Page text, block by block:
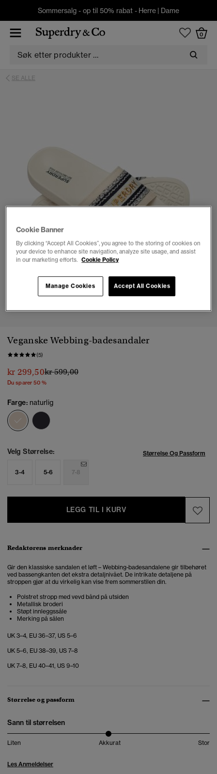
Sommersalg - op til 50% rabat - Herre | Dame
0
SE ALLE
1 2 3 4 5
Veganske Webbing-badesandaler
(5)
kr 299,50Pris nedsatt fra
kr 599,00til
Du sparer 50 %
Farge: naturlig
valgt
Velg Størrelse: Størrelse Og Passform
3-4 5-6 7-8
LEGG TIL I KURV
Redaktørens merknader
Gir den klassiske sandalen et løft – Webbing-badesandalene gir tilbehøret
ved bassengkanten det ekstra detaljnivået. De intrikate detaljene på
stroppen gjør at du virkelig kan vise frem sommerstilen din.
Polstret stropp med vevd bånd på utsiden
Metallisk broderi
Støpt innleggssåle
Merking på sålen
UK 3–4, EU 36–37, US 5–6
UK 5–6, EU 38–39, US 7–8
UK 7–8, EU 40–41, US 9–10
Størrelse og passform
Sann til størrelsen
Liten Akkurat Stor
Les Anmeldelser
Cookie Banner
By clicking “Accept All Cookies”, you agree to the storing of cookies on
your device to enhance site navigation, analyze site usage, and assist
in our marketing efforts. Cookie Policy
Accept All Cookies
Manage Cookies